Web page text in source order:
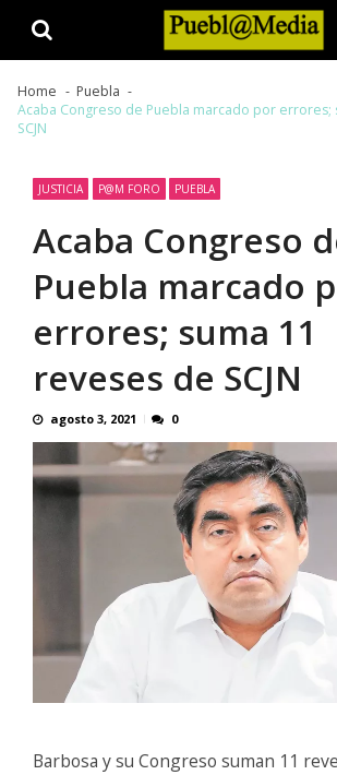
Home
Puebla
Acaba Congreso de Puebla marcado por errores;
SCJN
JUSTICIA P@M FORO PUEBLA
Acaba Congreso
Puebla marcado
errores; suma 11
reveses de SCJN
agosto 3, 2021 0
Barbosa y su Congreso suman 11